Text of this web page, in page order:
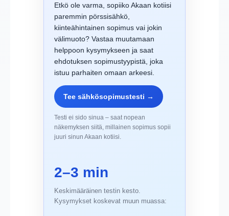
Etkö ole varma, sopiiko Akaan kotiisi
paremmin pörssisähkö,
kiinteähintainen sopimus vai jokin
välimuoto? Vastaa muutamaan
helppoon kysymykseen ja saat
ehdotuksen sopimustyypistä, joka
istuu parhaiten omaan arkeesi.
Tee sähkösopimustesti →
Testi ei sido sinua – saat nopean
näkemyksen siitä, millainen sopimus sopii
juuri sinun Akaan kotiisi.
2–3 min
Keskimääräinen testin kesto.
Kysymykset koskevat muun muassa: